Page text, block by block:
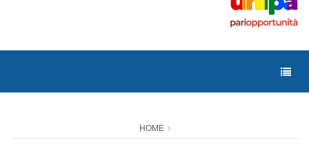
HOME